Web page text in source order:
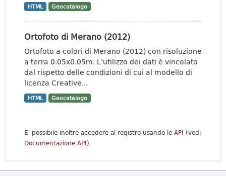
HTML Geocatalogo
Ortofoto di Merano (2012)
Ortofoto a colori di Merano (2012) con risoluzione
a terra 0.05x0.05m. L’utilizzo dei dati è vincolato
dal rispetto delle condizioni di cui al modello di
licenza Creative...
HTML Geocatalogo
E' possibile inoltre accedere al registro usando le API (vedi
Documentazione API).